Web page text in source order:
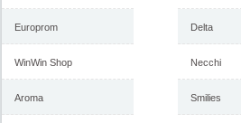
Europrom
WinWin Shop
Aroma
Delta
Necchi
Smilies